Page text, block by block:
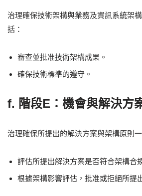
治理確保技術架構與業務及資訊系統架
括：
審查並批准技術架構成果。
確保技術標準的遵守。
f. 階段E：機會與解決方
治理確保所提出的解決方案與架構原則
評估所提出解決方案是否符合架構合
根據架構影響評估，批准或拒絕所提